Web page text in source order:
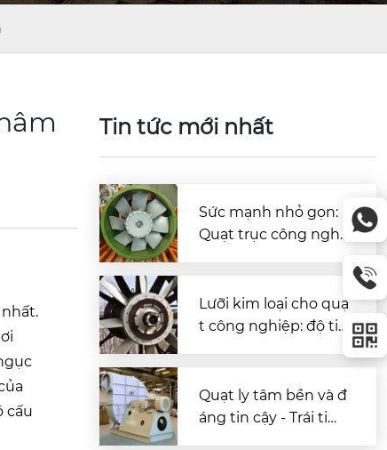
cấu
Tin tức mới nhất
Sức mạnh nhỏ gọn:
Quạt trục công nghi
Lưỡi kim loại cho quạ
t công nghiệp: độ tin
Quạt ly tâm bền và đ
áng tin cậy - Trái tim